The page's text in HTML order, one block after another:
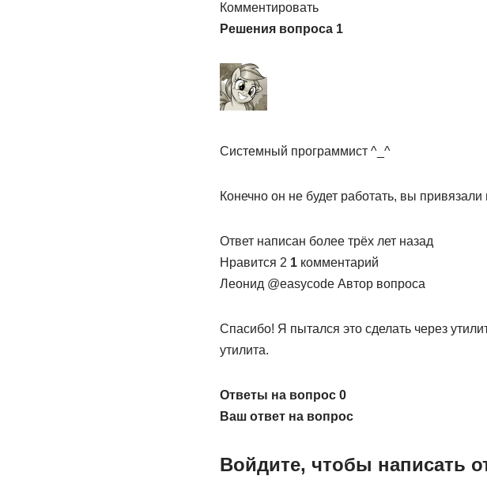
Комментировать
Решения вопроса 1
Системный программист ^_^
Конечно он не будет работать, вы
Ответ написан более трёх лет назад
Нравится 2 1комментарий
Леонид @easycode Автор вопроса
Спасибо! Я пытался это сделать через
утилита.
Ответы на вопрос 0
Ваш ответ на вопрос
Войдите, чтобы написать